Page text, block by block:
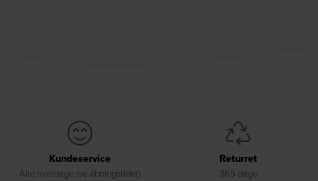
Kundeservice
Alle hverdage (se åbningstider)
Returret
365 dage